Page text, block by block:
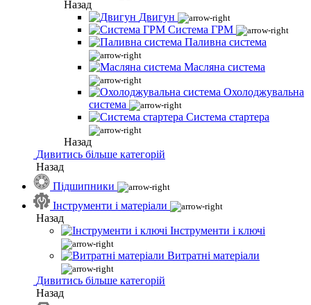
Назад
Двигун
Система ГРМ
Паливна система
Масляна система
Охолоджувальна
система
Система стартера
Назад
Дивитись більше категорій
Назад
Підшипники
Інструменти і матеріали
Назад
Інструменти і ключі
Витратні матеріали
Дивитись більше категорій
Назад